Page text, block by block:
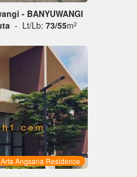
- BANYUWANGI
- Lt/Lb: 73/55m2
Arta Angsana Residence